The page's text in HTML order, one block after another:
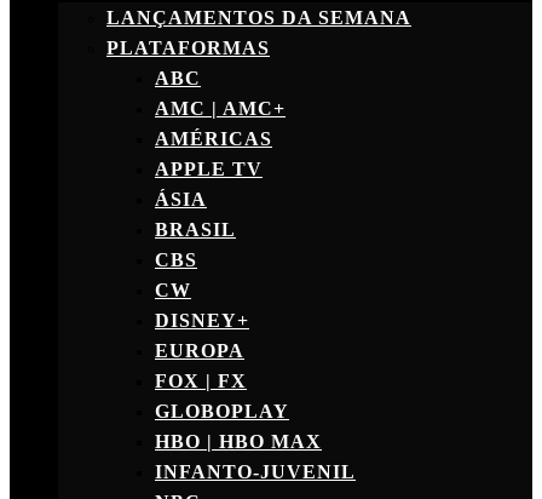
LANÇAMENTOS DA SEMANA
PLATAFORMAS
ABC
AMC | AMC+
AMÉRICAS
APPLE TV
ÁSIA
BRASIL
CBS
CW
DISNEY+
EUROPA
FOX | FX
GLOBOPLAY
HBO | HBO MAX
INFANTO-JUVENIL